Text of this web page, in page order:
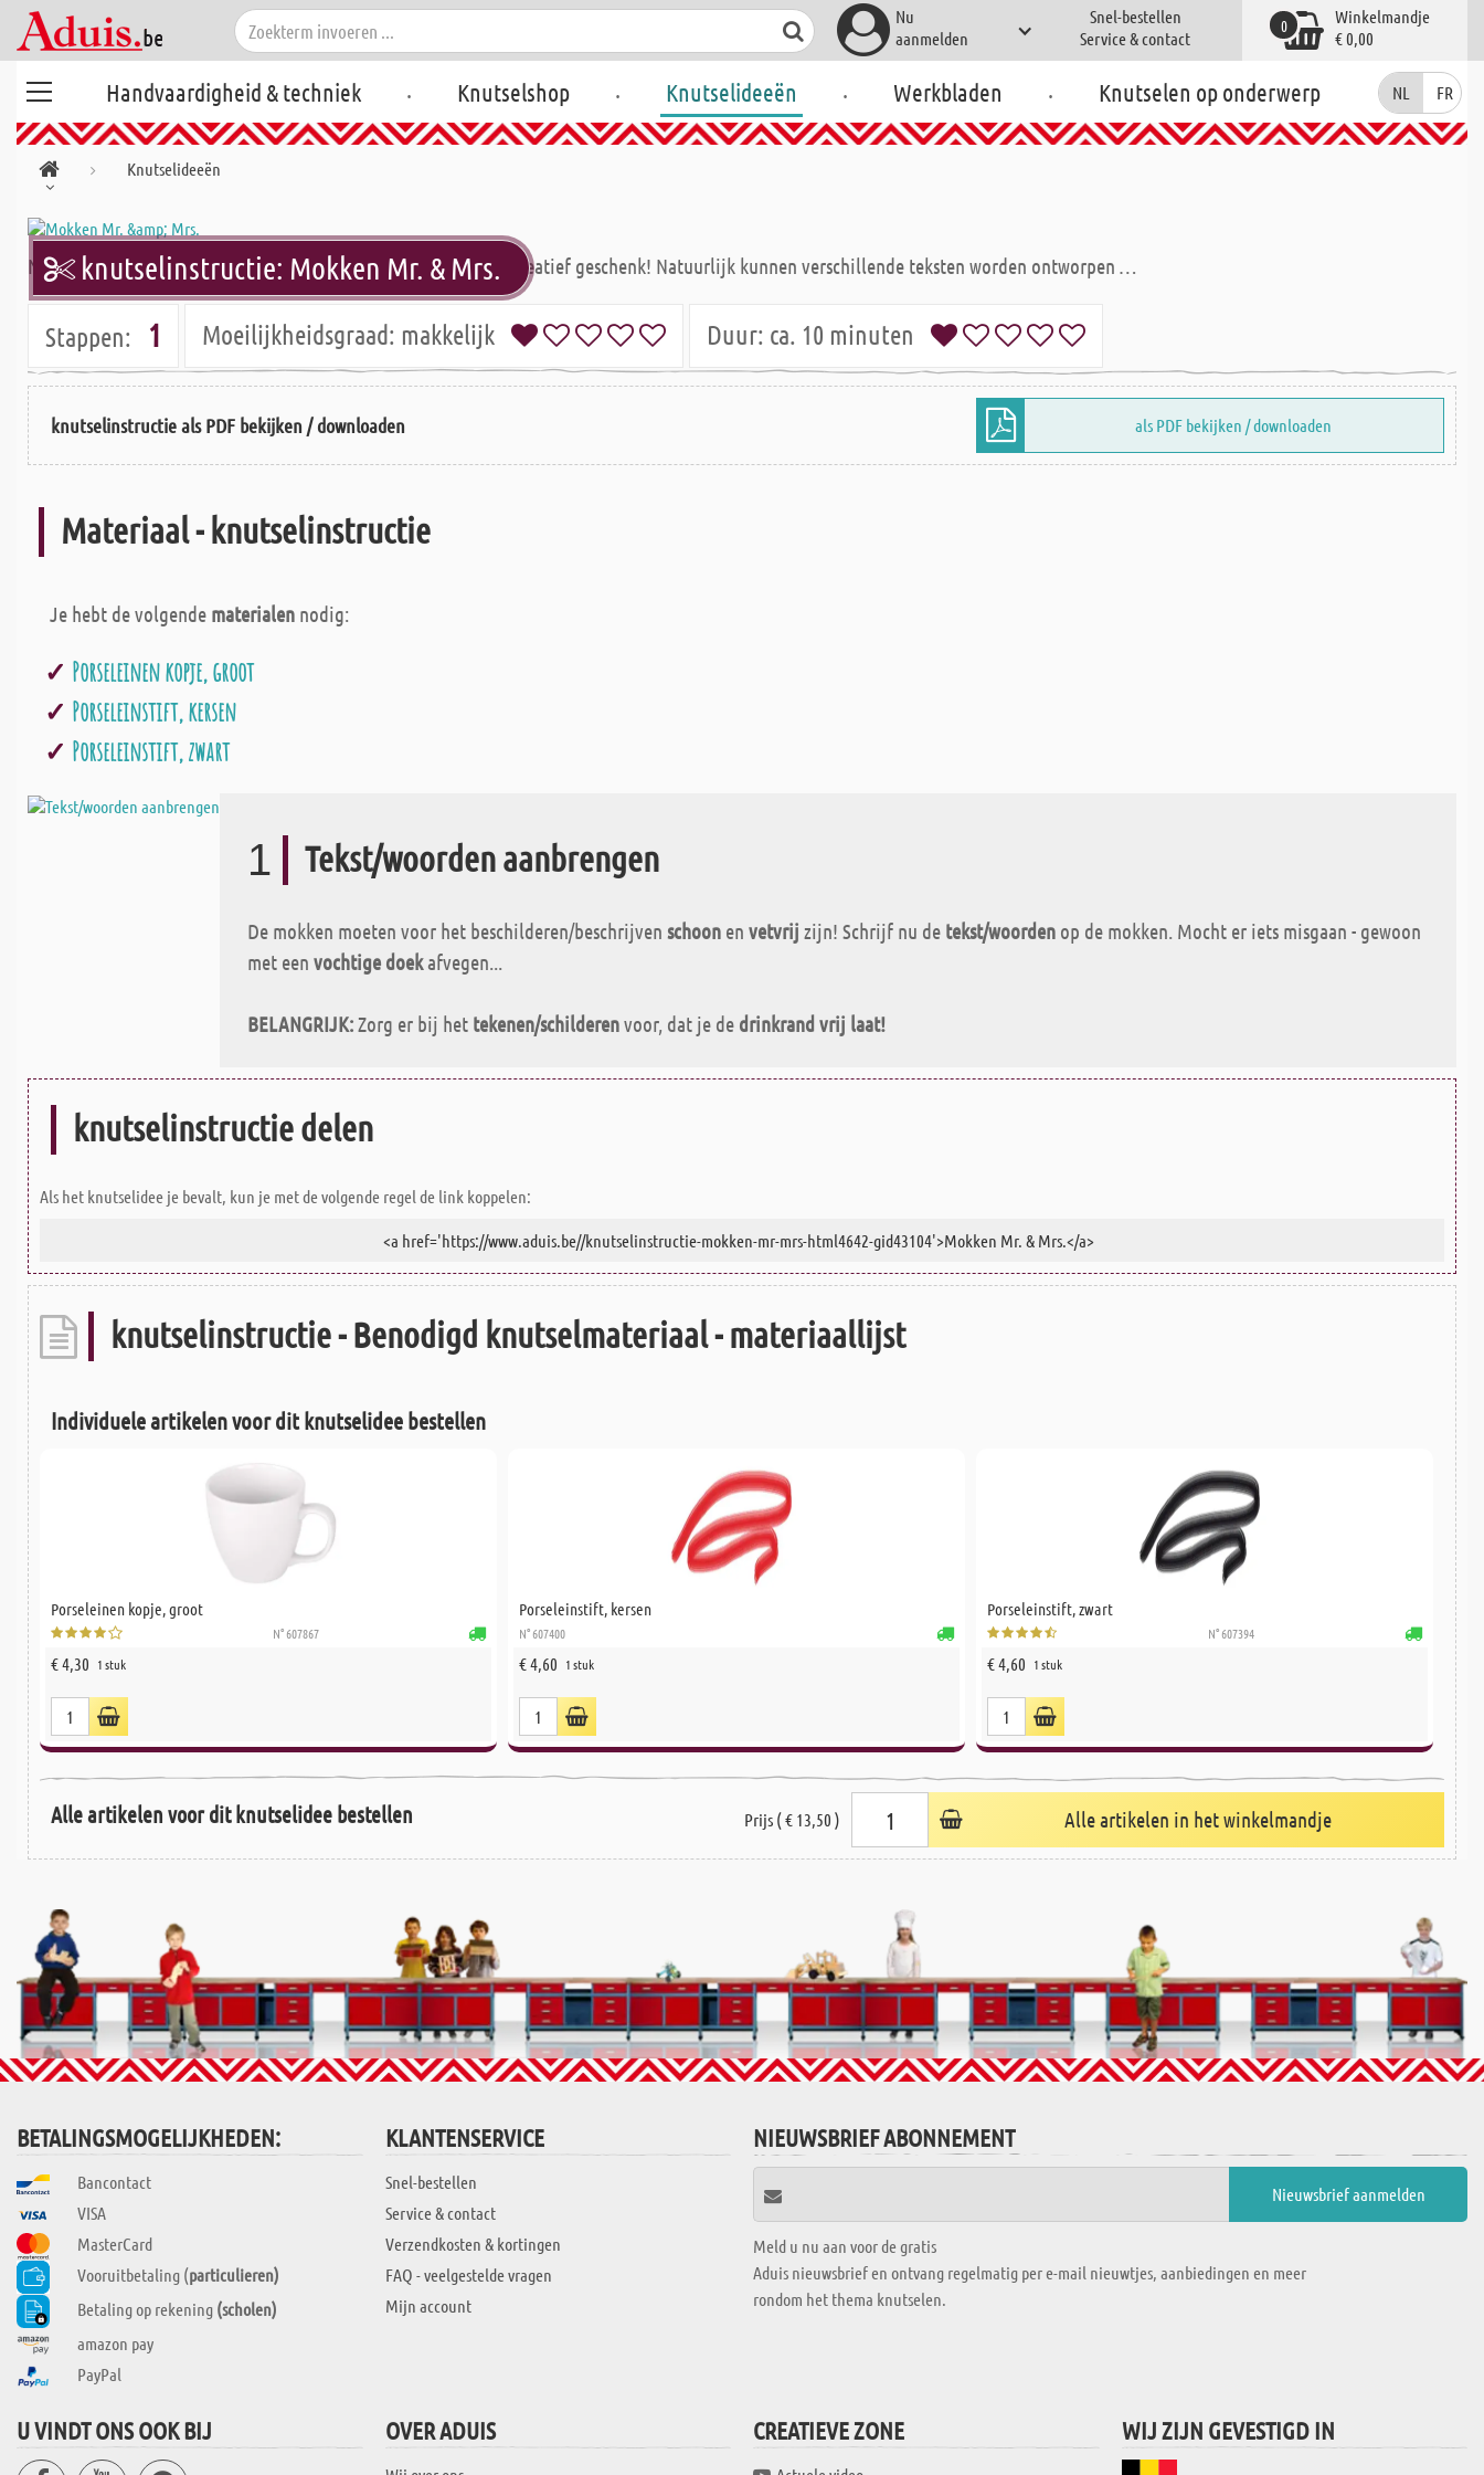
Nu
aanmelden
Snel-bestellen
Service & contact
Winkelmandje
€ 0,00
0
Handvaardigheid & techniek . Knutselshop . Knutselideeën . Werkbladen . Knutselen op onderwerp NL FR
Knutselideeën
knutselinstructie: Mokken Mr. & Mrs.
Niet alleen voor Valentijnsdag zijn deze grappige mokken een creatief geschenk! Natuurlijk kunnen verschillende teksten worden ontworpen …
Stappen: 1 Moeilijkheidsgraad: makkelijk Duur: ca. 10 minuten
knutselinstructie als PDF bekijken / downloaden als PDF bekijken / downloaden
Materiaal - knutselinstructie
Je hebt de volgende materialen nodig:
Porseleinen kopje, groot
Porseleinstift, kersen
Porseleinstift, zwart
1 Tekst/woorden aanbrengen
De mokken moeten voor het beschilderen/beschrijven schoon en vetvrij zijn! Schrijf nu de tekst/woorden op de mokken. Mocht er iets misgaan - gewoon
met een vochtige doekafvegen...
BELANGRIJK:Zorg er bij het tekenen/schilderenvoor, dat je de drinkrand vrij laat!
knutselinstructie delen
Als het knutselidee je bevalt, kun je met de volgende regel de link koppelen:
knutselinstructie - Benodigd knutselmateriaal - materiaallijst
Individuele artikelen voor dit knutselidee bestellen
Porseleinen kopje, groot
N° 607867
€ 4,30 1 stuk
Porseleinstift, kersen
N° 607400
€ 4,60 1 stuk
Porseleinstift, zwart
N° 607394
€ 4,60 1 stuk
Alle artikelen voor dit knutselidee bestellen Prijs ( € 13,50 ) Alle artikelen in het winkelmandje
BETALINGSMOGELIJKHEDEN:
Bancontact
VISA
MasterCard
Vooruitbetaling (particulieren)
Betaling op rekening (scholen)
amazon pay
PayPal
KLANTENSERVICE
Snel-bestellen
Service & contact
Verzendkosten & kortingen
FAQ - veelgestelde vragen
Mijn account
NIEUWSBRIEF ABONNEMENT
Meld u nu aan voor de gratis
Aduis nieuwsbrief en ontvang regelmatig per e-mail nieuwtjes, aanbiedingen en meer
rondom het thema knutselen.
U VINDT ONS OOK BIJ OVER ADUIS CREATIEVE ZONE WIJ ZIJN GEVESTIGD IN